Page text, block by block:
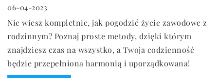
06-04-2023
Nie wiesz kompletnie, jak pogodzić życie zawodowe z
rodzinnym? Poznaj proste metody, dzięki którym
znajdziesz czas na wszystko, a Twoja codzienność
będzie przepełniona harmonią i uporządkowana!